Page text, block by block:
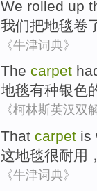
We rolled up
我们把地毯卷
《牛津词典》
The carpet
地毯有种银色
《柯林斯英汉双
That carpet is
这地毯很耐用 ，
《牛津词典》